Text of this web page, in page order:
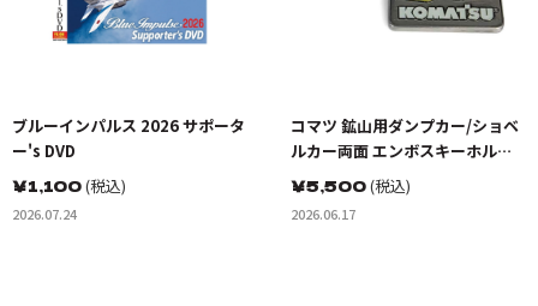
ブルーインパルス 2026 サポータ
ー's DVD
￥1,100(税込)
2026.07.24
コマツ 鉱山用ダンプカー/ショベ
ルカー両面 エンボスキーホルダ
ー(金属製)
￥5,500(税込)
2026.06.17